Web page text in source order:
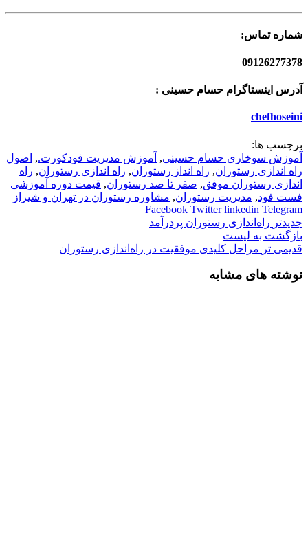
شماره تماس:
09126277378
آدرس اینستاگرام حسام حسینی :
chefhoseini
برچسب ها:
آموزش سوخاری حسام حسینی, آموزش مدیریت فودکورت., اصول
راه اندازی رستوران, راه انداز رستوران, راه اندازی رستوران, راه
اندازی رستوران موفق, صفر تا صد رستوران, قیمت دوره آموزشی
فست فود, مدیریت رستوران, مشاوره رستوران در تهران و شیراز
Facebook Twitter linkedin Telegram
جدیدتر راه‌اندازی رستوران پردرآمد
بازگشت به لیست
قدیمی تر مراحل کلیدی موفقیت در راه‌اندازی رستوران
نوشته های مشابه